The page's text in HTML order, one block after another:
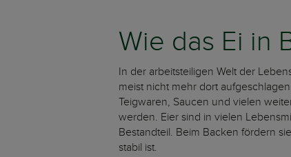
Wie das Ei in
In der arbeitsteiligen Welt der
meist nicht mehr dort
Teigwaren, Saucen und vielen
werden. Eier sind in vielen
Bestandteil. Beim Backen fördern
stabil ist.